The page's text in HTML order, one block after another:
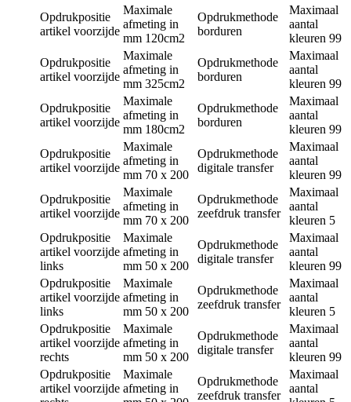
Opdrukpositie
artikel voorzijde
Maximale
afmeting in
mm 120cm2
Opdrukmethode
borduren
Maximaal
aantal
kleuren 99
Opdrukpositie
artikel voorzijde
Maximale
afmeting in
mm 325cm2
Opdrukmethode
borduren
Maximaal
aantal
kleuren 99
Opdrukpositie
artikel voorzijde
Maximale
afmeting in
mm 180cm2
Opdrukmethode
borduren
Maximaal
aantal
kleuren 99
Opdrukpositie
artikel voorzijde
Maximale
afmeting in
mm 70 x 200
Opdrukmethode
digitale transfer
Maximaal
aantal
kleuren 99
Opdrukpositie
artikel voorzijde
Maximale
afmeting in
mm 70 x 200
Opdrukmethode
zeefdruk transfer
Maximaal
aantal
kleuren 5
Opdrukpositie
artikel voorzijde
links
Maximale
afmeting in
mm 50 x 200
Opdrukmethode
digitale transfer
Maximaal
aantal
kleuren 99
Opdrukpositie
artikel voorzijde
links
Maximale
afmeting in
mm 50 x 200
Opdrukmethode
zeefdruk transfer
Maximaal
aantal
kleuren 5
Opdrukpositie
artikel voorzijde
rechts
Maximale
afmeting in
mm 50 x 200
Opdrukmethode
digitale transfer
Maximaal
aantal
kleuren 99
Opdrukpositie
artikel voorzijde
Maximale
afmeting in
Opdrukmethode
zeefdruk transfer
Maximaal
aantal